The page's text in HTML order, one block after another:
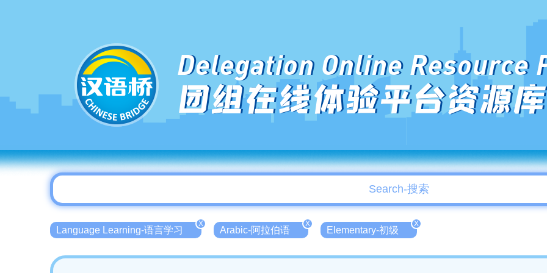
Delegation Online Resource
团组在线体验平台资源库
Language Learning-语言学习
X
Arabic-阿拉伯语
X
Elementary-初级
X